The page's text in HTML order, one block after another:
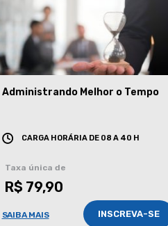
Administrando Melhor o Tempo
CARGA HORÁRIA DE 08 A 40 H
Taxa única de
R$ 79,90
SAIBA MAIS INSCREVA-SE